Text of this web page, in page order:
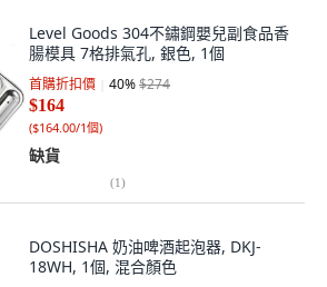
Level Goods 304不鏽鋼嬰兒副食品香
腸模具 7格排氣孔, 銀色, 1個
首購折扣價 40%$274
$164
($164.00/1個)
缺貨
(1)
DOSHISHA 奶油啤酒起泡器, DKJ-
18WH, 1個, 混合顏色